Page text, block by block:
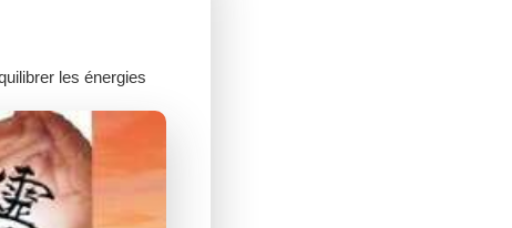
les énergies